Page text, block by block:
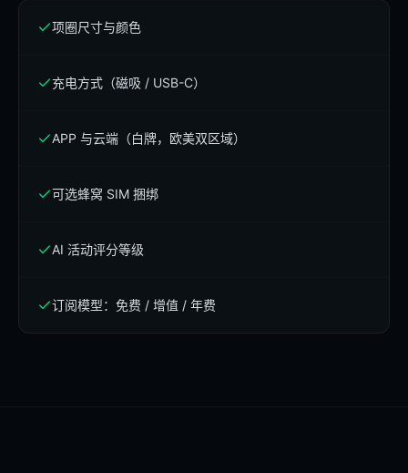
项圈尺寸与颜色
充电方式（磁吸 / USB-C）
APP 与云端（白牌，欧美双区域）
可选蜂窝 SIM 捆绑
AI 活动评分等级
订阅模型：免费 / 增值 / 年费